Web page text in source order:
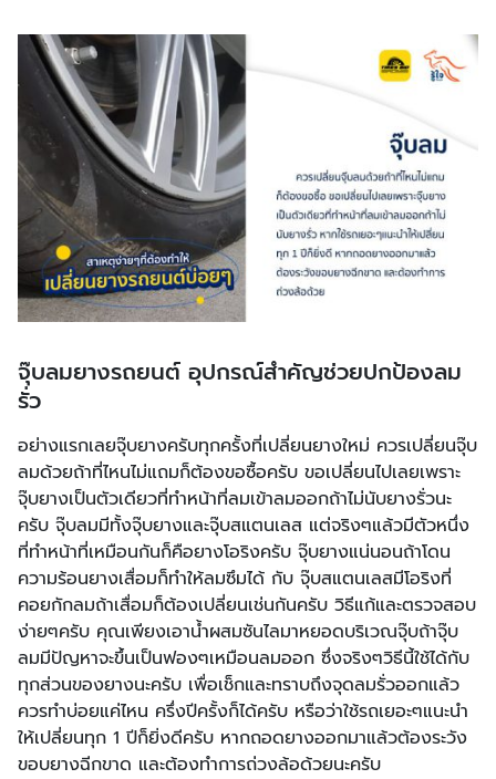
จุ๊บลมยางรถยนต์ อุปกรณ์สำคัญช่วยปกป้องลม
รั่ว
อย่างแรกเลยจุ๊บยางครับทุกครั้งที่เปลี่ยนยางใหม่ ควรเปลี่ยนจุ๊บ
ลมด้วยถ้าที่ไหนไม่แถมก็ต้องขอซื้อครับ ขอเปลี่ยนไปเลยเพราะ
จุ๊บยางเป็นตัวเดียวที่ทำหน้าที่ลมเข้าลมออกถ้าไม่นับยางรั่วนะ
ครับ จุ๊บลมมีทั้งจุ๊บยางและจุ๊บสแตนเลส แต่จริงๆแล้วมีตัวหนึ่ง
ที่ทำหน้าที่เหมือนกันก็คือยางโอริงครับ จุ๊บยางแน่นอนถ้าโดน
ความร้อนยางเสื่อมก็ทำให้ลมซึมได้ กับ จุ๊บสแตนเลสมีโอริงที่
คอยกักลมถ้าเสื่อมก็ต้องเปลี่ยนเช่นกันครับ วิธีแก้และตรวจสอบ
ง่ายๆครับ คุณเพียงเอาน้ำผสมซันไลมาหยอดบริเวณจุ๊บถ้าจุ๊บ
ลมมีปัญหาจะขึ้นเป็นฟองๆเหมือนลมออก ซึ่งจริงๆวิธีนี้ใช้ได้กับ
ทุกส่วนของยางนะครับ เพื่อเช็กและทราบถึงจุดลมรั่วออกแล้ว
ควรทำบ่อยแค่ไหน ครึ่งปีครั้งก็ได้ครับ หรือว่าใช้รถเยอะๆแนะนำ
ให้เปลี่ยนทุก 1 ปีก็ยิ่งดีครับ หากถอดยางออกมาแล้วต้องระวัง
ขอบยางฉีกขาด และต้องทำการถ่วงล้อด้วยนะครับ